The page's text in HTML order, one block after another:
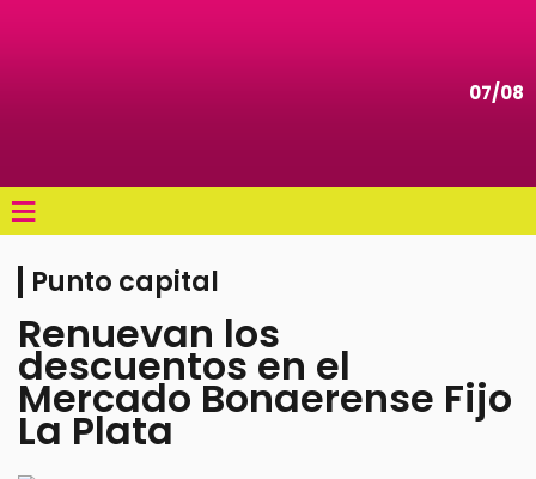
07/08
≡
Punto capital
Renuevan los
descuentos en el
Mercado Bonaerense Fijo
La Plata